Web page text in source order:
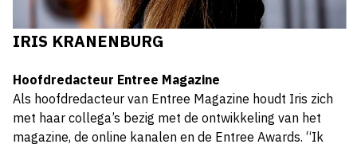
IRIS KRANENBURG
Hoofdredacteur Entree Magazine
Als hoofdredacteur van Entree Magazine houdt Iris zich
met haar collega’s bezig met de ontwikkeling van het
magazine, de online kanalen en de Entree Awards. “Ik